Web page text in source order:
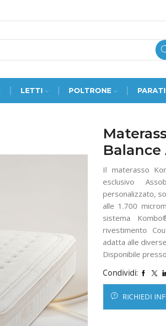
LETTI POLTRONE PARATI
Balance
Il materasso
esclusivo
personalizzato,
alle 1.700
sistema
rivestimento
adatta alle
Disponibile
Condividi:
RICHIEDI